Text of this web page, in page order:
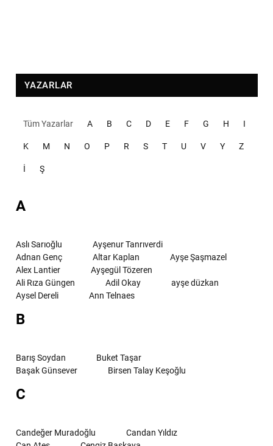
YAZARLAR
Tüm Yazarlar A B C D E F G H I
K M N O P R S T U V Y Z
İ Ş
A
Aslı Sarıoğlu
Ayşenur Tanrıverdi
Adnan Genç
Altar Kaplan
Ayşe Şaşmazel
Alex Lantier
Ayşegül Tözeren
Ali Rıza Güngen
Adil Okay
ayşe düzkan
Aysel Dereli
Ann Telnaes
B
Barış Soydan
Buket Taşar
Başak Günsever
Birsen Talay Keşoğlu
C
Candeğer Muradoğlu
Candan Yıldız